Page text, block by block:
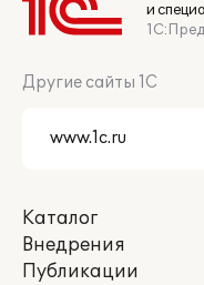
и
Другие сайты 1С
Каталог
Внедрения
Публикации